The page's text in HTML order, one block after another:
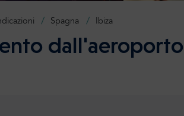
Spagna Ibiza